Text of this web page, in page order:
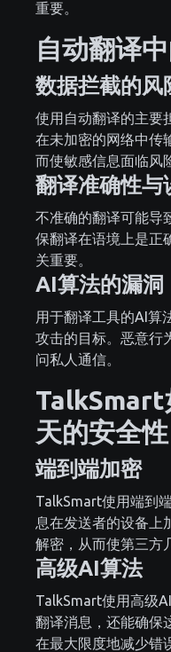
重要。
自动翻译
数据拦截的风
使用自动翻译的主要
在未加密的网络中传
而使敏感信息面临风
翻译准确性与
不准确的翻译可能导
保翻译在语境上是正
关重要。
AI算法的漏洞
用于翻译工具的AI算
攻击的目标。恶意行
问私人通信。
TalkSmart
天的安全性
端到端加密
TalkSmart使用端到
息在发送者的设备上
解密，从而使第三方
高级AI算法
TalkSmart使用高级
翻译消息，还能确保
在最大限度地减少错